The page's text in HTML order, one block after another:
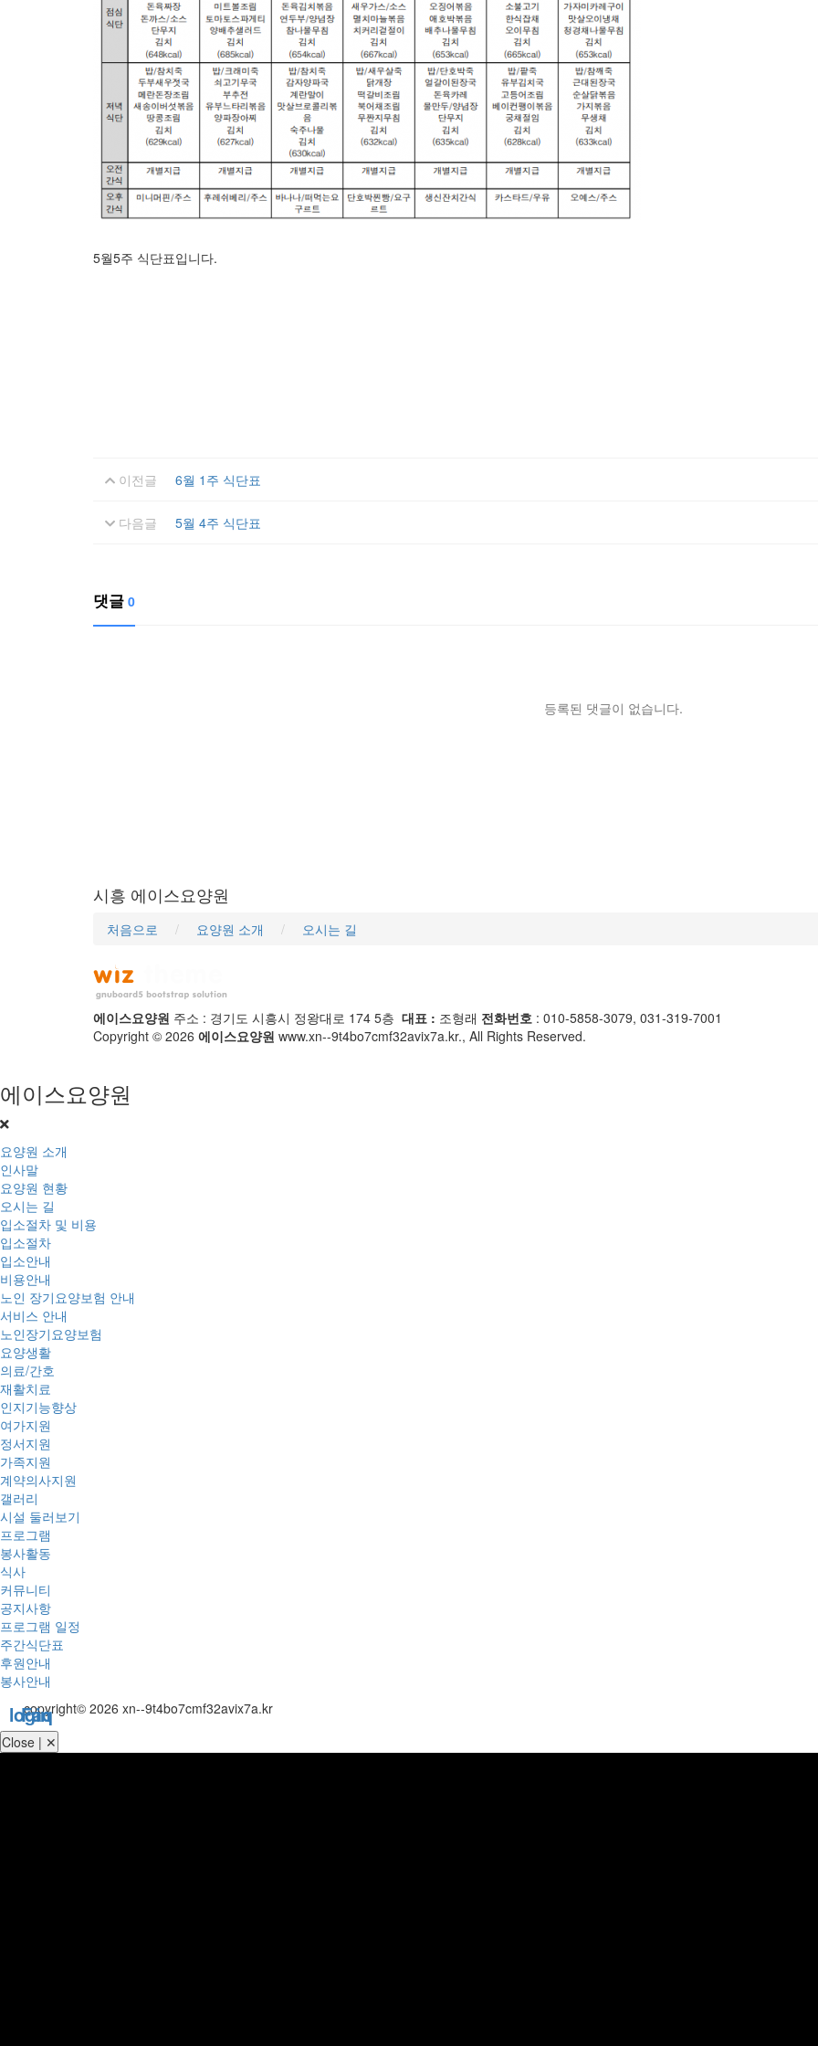
5월5주 식단표입니다.
이전글 6월 1주 식단표
다음글 5월 4주 식단표
댓글 0
등록된 댓글이 없습니다.
시흥 에이스요양원
처음으로 요양원 소개 오시는 길
에이스요양원 주소 : 경기도 시흥시 정왕대로 174 5층 대표 : 조형래 전화번호 : 010-5858-3079, 031-319-7001
Copyright © 2026 에이스요양원 www.xn--9t4bo7cmf32avix7a.kr., All Rights Reserved.
에이스요양원
요양원 소개
인사말
요양원 현황
오시는 길
입소절차 및 비용
입소절차
입소안내
비용안내
노인 장기요양보험 안내
서비스 안내
노인장기요양보험
요양생활
의료/간호
재활치료
인지기능향상
여가지원
정서지원
가족지원
계약의사지원
갤러리
시설 둘러보기
프로그램
봉사활동
식사
커뮤니티
공지사항
프로그램 일정
주간식단표
후원안내
봉사안내
login
Faq
copyright© 2026 xn--9t4bo7cmf32avix7a.kr
Close | ✕